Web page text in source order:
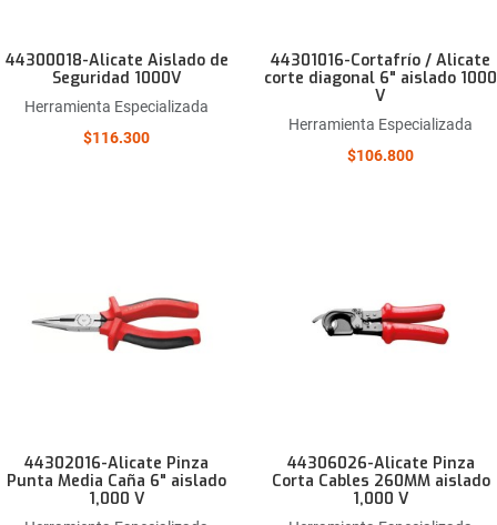
44300018-Alicate Aislado de
Seguridad 1000V
Herramienta Especializada
$116.300
44301016-Cortafrío / Alicate
corte diagonal 6" aislado 1000
V
Herramienta Especializada
$106.800
Quick View
44302016-Alicate Pinza
Punta Media Caña 6" aislado
1,000 V
44306026-Alicate Pinza
Corta Cables 260MM aislado
1,000 V